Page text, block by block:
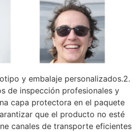
y embalaje personalizados.2.
de inspección profesionales y
capa protectora en el paquete
que el producto no esté
canales de transporte eficientes